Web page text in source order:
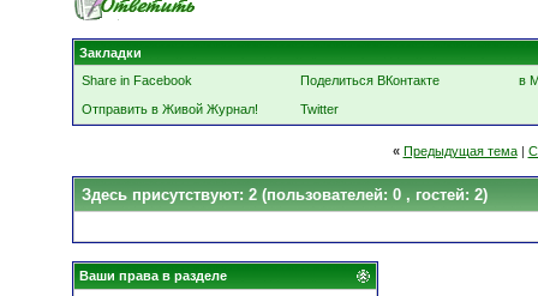
Закладки
Share in Facebook
Поделиться ВКонтакте
в
Отправить в Живой Журнал!
Twitter
« Предыдущая тема|
Здесь присутствуют: 2 (пользователей: 0 , гостей: 2)
Ваши права в разделе